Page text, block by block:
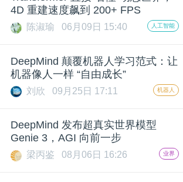
专
题
搞
4D 重建速度飙到 200+ FPS
陈淑瑜 06月09日 15:40 人工智能
DeepMind 颠覆机器人学习范式：让
机器像人一样 “自由成长”
刘欣 09月25日 17:11 机器人
DeepMind 发布超真实世界模型
Genie 3，AGI 向前一步
梁丙鉴 08月06日 16:26 业界